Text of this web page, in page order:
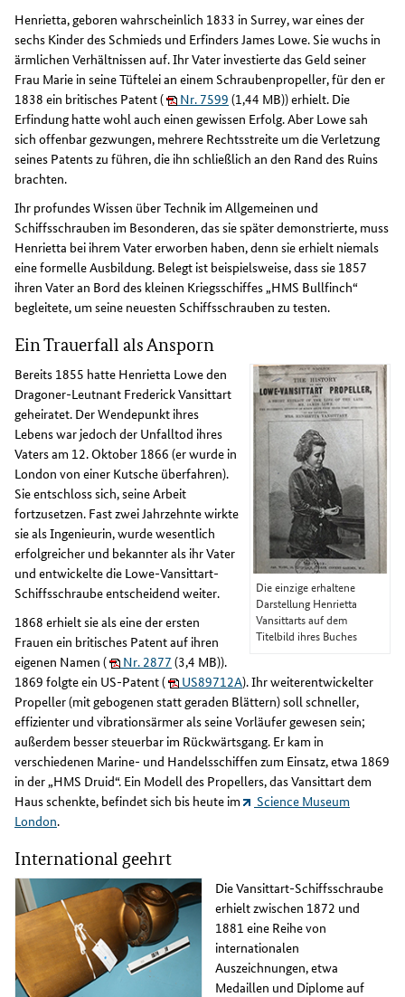
Henrietta, geboren wahrscheinlich 1833 in Surrey, war eines der
sechs Kinder des Schmieds und Erfinders James Lowe. Sie wuchs in
ärmlichen Verhältnissen auf. Ihr Vater investierte das Geld seiner
Frau Marie in seine Tüftelei an einem Schraubenpropeller, für den er
1838 ein britisches Patent (
Nr. 7599 (1,44 MB)) erhielt. Die
Erfindung hatte wohl auch einen gewissen Erfolg. Aber Lowe sah
sich offenbar gezwungen, mehrere Rechtsstreite um die Verletzung
seines Patents zu führen, die ihn schließlich an den Rand des Ruins
brachten.
Ihr profundes Wissen über Technik im Allgemeinen und
Schiffsschrauben im Besonderen, das sie später demonstrierte, muss
Henrietta bei ihrem Vater erworben haben, denn sie erhielt niemals
eine formelle Ausbildung. Belegt ist beispielsweise, dass sie 1857
ihren Vater an Bord des kleinen Kriegsschiffes „HMS Bullfinch“
begleitete, um seine neuesten Schiffsschrauben zu testen.
Ein Trauerfall als Ansporn
Die einzige erhaltene
Darstellung Henrietta
Vansittarts auf dem
Titelbild ihres Buches
Bereits 1855 hatte Henrietta Lowe den
Dragoner-Leutnant Frederick Vansittart
geheiratet. Der Wendepunkt ihres
Lebens war jedoch der Unfalltod ihres
Vaters am 12. Oktober 1866 (er wurde in
London von einer Kutsche überfahren).
Sie entschloss sich, seine Arbeit
fortzusetzen. Fast zwei Jahrzehnte wirkte
sie als Ingenieurin, wurde wesentlich
erfolgreicher und bekannter als ihr Vater
und entwickelte die Lowe-Vansittart-
Schiffsschraube entscheidend weiter.
1868 erhielt sie als eine der ersten
Frauen ein britisches Patent auf ihren
eigenen Namen (
Nr. 2877 (3,4 MB)).
1869 folgte ein US-Patent (
US89712A). Ihr weiterentwickelter
Propeller (mit gebogenen statt geraden Blättern) soll schneller,
effizienter und vibrationsärmer als seine Vorläufer gewesen sein;
außerdem besser steuerbar im Rückwärtsgang. Er kam in
verschiedenen Marine- und Handelsschiffen zum Einsatz, etwa 1869
in der „HMS Druid“. Ein Modell des Propellers, das Vansittart dem
Haus schenkte, befindet sich bis heute im
Science Museum
London.
International geehrt
Die Vansittart-Schiffsschraube
erhielt zwischen 1872 und
1881 eine Reihe von
internationalen
Auszeichnungen, etwa
Medaillen und Diplome auf